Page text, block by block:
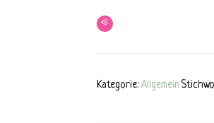
«
Kategorie: Allgemein